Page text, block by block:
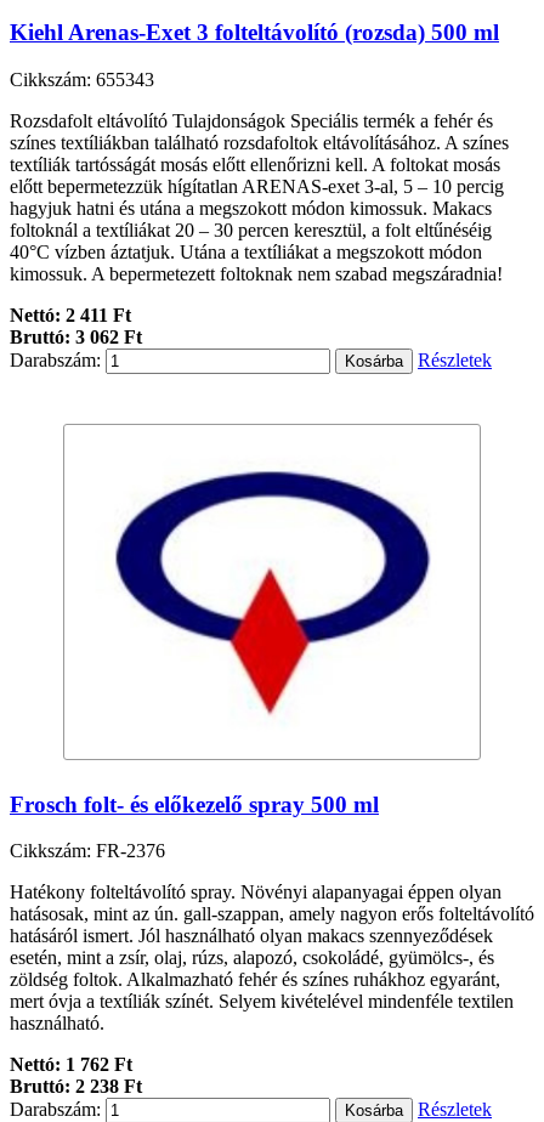
Kiehl Arenas-Exet 3 folteltávolító (rozsda) 500 ml
Cikkszám: 655343
Rozsdafolt eltávolító Tulajdonságok Speciális termék a fehér és
színes textíliákban található rozsdafoltok eltávolításához. A színes
textíliák tartósságát mosás előtt ellenőrizni kell. A foltokat mosás
előtt bepermetezzük hígítatlan ARENAS-exet 3-al, 5 – 10 percig
hagyjuk hatni és utána a megszokott módon kimossuk. Makacs
foltoknál a textíliákat 20 – 30 percen keresztül, a folt eltűnéséig
40°C vízben áztatjuk. Utána a textíliákat a megszokott módon
kimossuk. A bepermetezett foltoknak nem szabad megszáradnia!
Nettó: 2 411 Ft
Bruttó: 3 062 Ft
Darabszám:
Részletek
Frosch folt- és előkezelő spray 500 ml
Cikkszám: FR-2376
Hatékony folteltávolító spray. Növényi alapanyagai éppen olyan
hatásosak, mint az ún. gall-szappan, amely nagyon erős folteltávolító
hatásáról ismert. Jól használható olyan makacs szennyeződések
esetén, mint a zsír, olaj, rúzs, alapozó, csokoládé, gyümölcs-, és
zöldség foltok. Alkalmazható fehér és színes ruhákhoz egyaránt,
mert óvja a textíliák színét. Selyem kivételével mindenféle textilen
használható.
Nettó: 1 762 Ft
Bruttó: 2 238 Ft
Darabszám:
Részletek